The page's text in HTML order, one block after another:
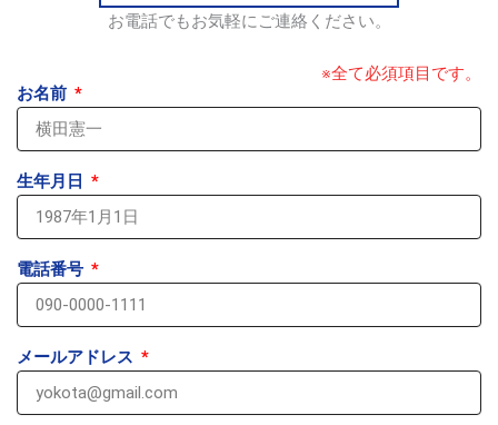
お電話でもお気軽にご連絡ください。
※全て必須項目です。
お名前
生年月日
電話番号
メールアドレス